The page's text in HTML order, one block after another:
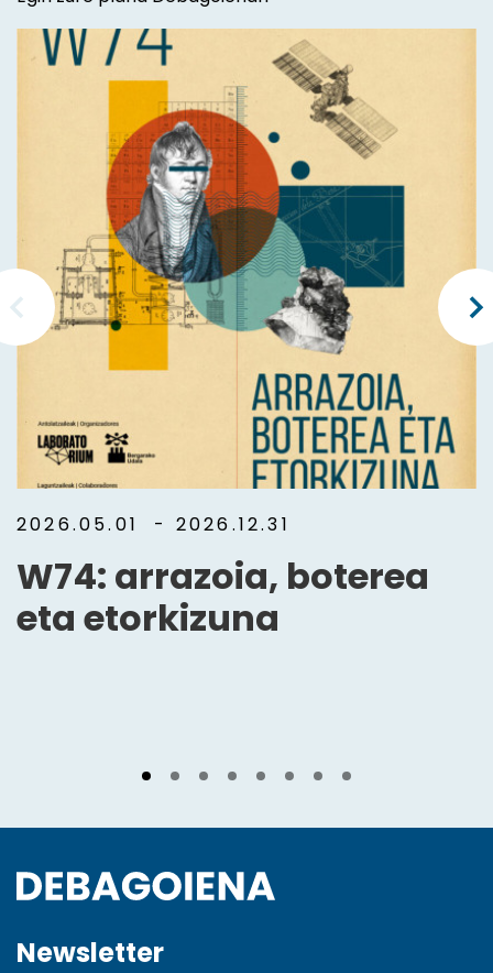
2026.05.01 - 2026.12.31
W74: arrazoia, boterea
eta etorkizuna
Newsletter